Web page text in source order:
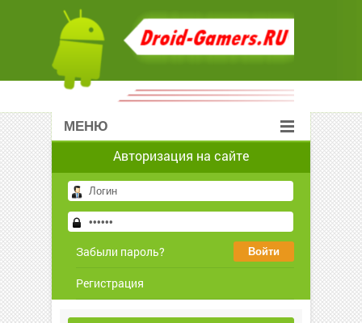
МЕНЮ
Авторизация на сайте
Забыли пароль?
Регистрация